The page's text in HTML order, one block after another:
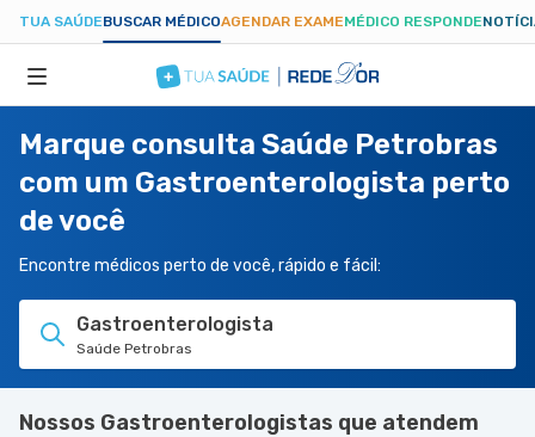
TUA SAÚDEBUSCAR MÉDICOAGENDAR EXAMEMÉDICO RESPONDE
ESPECIALIDADES
HOSPITAIS
TUASAUDE.COM
Marque consulta Saúde Petrobras
com um Gastroenterologista perto
de você
Encontre médicos perto de você, rápido e fácil:
Gastroenterologista
Saúde Petrobras
Nossos Gastroenterologistas que atendem